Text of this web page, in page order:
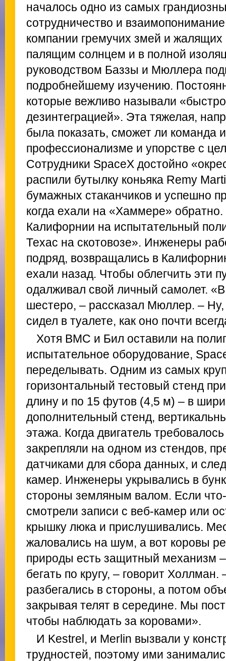
началось одно из самых
сотрудничество и
компании гремучих змей и
палящим солнцем и в полной
руководством Баззы и Мюллера
подробнейшему изучению.
которые вежливо называли
дезинтеграцией». Эта тяжелая,
была показать, сможет ли команда
профессионализме и упорстве с
Сотрудники SpaceX достойно
распили бутылку коньяка Remy
бумажных стаканчиков и успешно
когда ехали на «Хаммере» обратно.
Калифорнии на испытательный
Техас на скотовозе». Инженеры
подряд, возвращались в
ехали назад. Чтобы облегчить эти
одалживал свой личный самолет.
шестеро, – рассказал Мюллер. –
сидел в туалете, как оно почти
Хотя ВМС и Бил оставили на
испытательное оборудование,
переделывать. Одним из самых
горизонтальный тестовый стенд
длину и по 15 футов (4,5 м) – в
дополнительный стенд,
этажа. Когда двигатель требовалось
закрепляли на одном из стендов,
датчиками для сбора данных, и
камер. Инженеры укрывались в
стороны земляным валом. Если
смотрели записи с веб-камер или
крышку люка и прислушивались.
жаловались на шум, а вот коровы
природы есть защитный механизм
бегать по кругу, – говорит
разбегались в стороны, а потом
закрывая телят в середине. Мы
чтобы наблюдать за коровами».
И Kestrel, и Merlin вызвали у
трудностей, поэтому ими